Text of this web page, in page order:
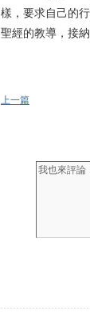
樣，要求自己的
聖經的教導，接
上一篇